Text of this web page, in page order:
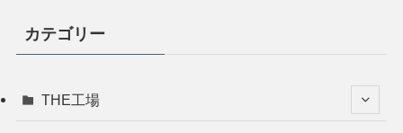
カテゴリー
THE工場